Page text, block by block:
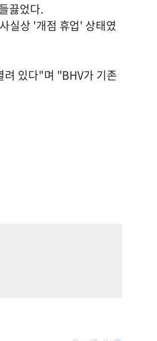
끓었다.
실상 '개점 휴업' 상태였
려 있다"며 "BHV가 기존